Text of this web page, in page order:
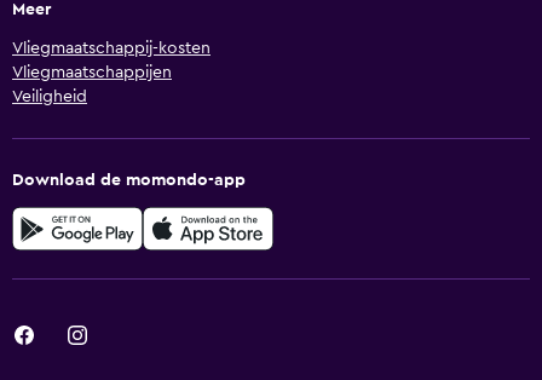
Meer
Vliegmaatschappij-kosten
Vliegmaatschappijen
Veiligheid
Download de momondo-app